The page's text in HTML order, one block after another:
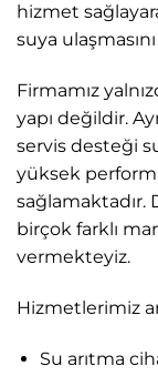
hizmet
suya
Firmamız
yapı değildir.
servis desteği
yüksek
birçok farklı
vermekteyiz.
Hizmetlerimiz
Su arıtma